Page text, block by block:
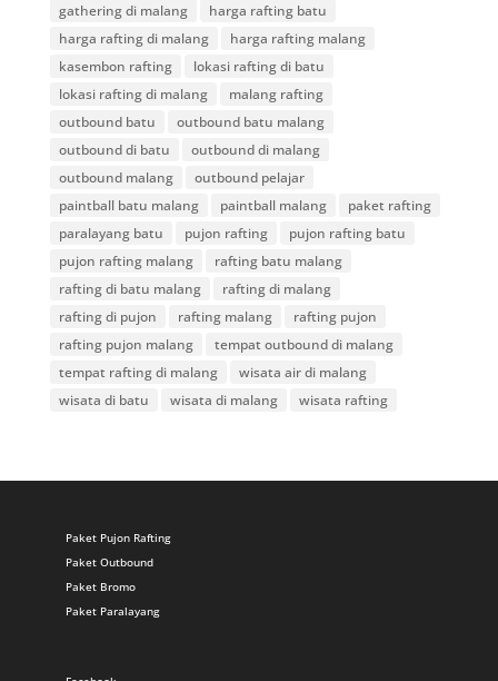
gathering di malang
harga rafting batu
harga rafting di malang
harga rafting malang
kasembon rafting
lokasi rafting di batu
lokasi rafting di malang
malang rafting
outbound batu
outbound batu malang
outbound di batu
outbound di malang
outbound malang
outbound pelajar
paintball batu malang
paintball malang
paket rafting
paralayang batu
pujon rafting
pujon rafting batu
pujon rafting malang
rafting batu malang
rafting di batu malang
rafting di malang
rafting di pujon
rafting malang
rafting pujon
rafting pujon malang
tempat outbound di malang
tempat rafting di malang
wisata air di malang
wisata di batu
wisata di malang wisata rafting
Paket Pujon Rafting
Paket Outbound
Paket Bromo
Paket Paralayang